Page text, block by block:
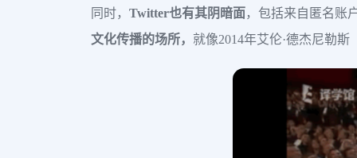
同时， Twitter也有其阴暗面 ，包括来自匿名账
文化传播的场所， 就像2014年艾伦·德杰尼勒